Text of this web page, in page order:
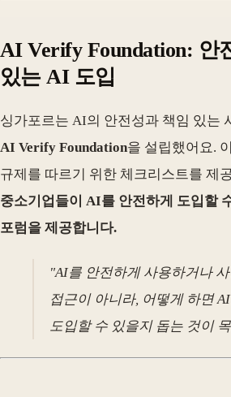
AI Verify Foundation: 안
있는 AI 도입
싱가포르는 AI의 안전성과 책임 있는
AI Verify Foundation을 설립했어요.
규제를 따르기 위한 체크리스트를 제
중소기업들이 AI를 안전하게 도입할
포럼을 제공합니다.
"AI를 안전하게 사용하거나
접근이 아니라, 어떻게 하면
도입할 수 있을지 돕는 것이